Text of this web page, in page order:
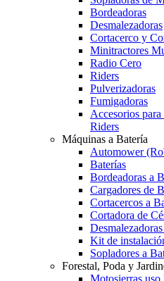
Bordeadoras
Desmalezadoras
Cortacerco y
Minitractores
Radio Cero
Riders
Pulverizadoras
Fumigadoras
Accesorios
Riders
Máquinas a Batería
Automower
Baterías
Bordeadoras a
Cargadores de
Cortacercos a
Cortadora de
Kit de
Sopladores a
Forestal, Poda y
Motosierras uso